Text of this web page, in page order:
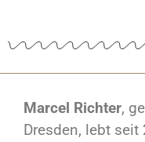
Marcel Richter,
Dresden, lebt